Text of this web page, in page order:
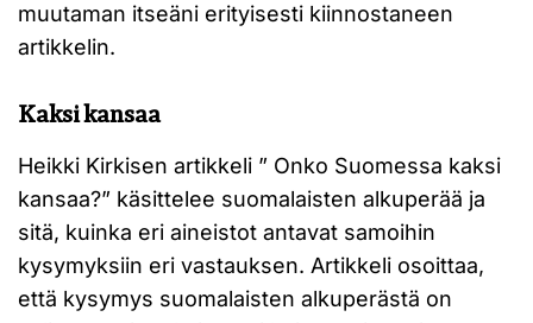
muutaman itseäni erityisesti kiinnostaneen
artikkelin.
Kaksi kansaa
Heikki Kirkisen artikkeli ” Onko Suomessa kaksi
kansaa?” käsittelee suomalaisten alkuperää ja
sitä, kuinka eri aineistot antavat samoihin
kysymyksiin eri vastauksen. Artikkeli osoittaa,
että kysymys suomalaisten alkuperästä on